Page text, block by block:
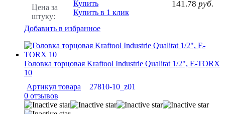
Цена за
штуку:
141.78 руб.
Купить
Купить в 1 клик
Добавить в избранное
Головка торцовая Kraftool Industrie Qualitat 1/2", E-TORX
10
Артикул товара
27810-10_z01
0 отзывов